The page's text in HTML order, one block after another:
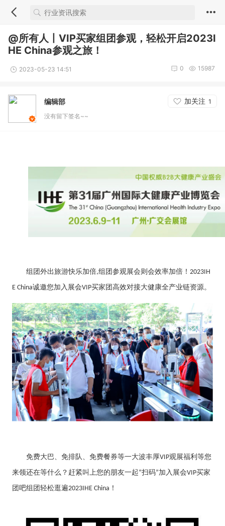
@所有人丨VIP买家组团参观，轻松开启2023I
HE China参观之旅！
2023-05-23 14:51 15987
0
编辑部 加关注 1
没有留下签名~~
组团外出旅游快乐加倍,组团参观展会则会效率加倍！ 2023IH
E China诚邀您加入展会VIP买家团高效对接大健康全产业链资源。
免费大巴、免排队、免费餐券等一大波丰厚VIP观展福利等您
来领还在等什么？赶紧叫上您的朋友一起“扫码”加入展会VIP买家
团吧组团轻松逛遍2023IHE China ！